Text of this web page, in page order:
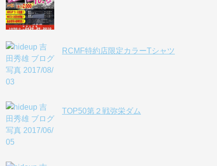
RCMF特約店限定カラーTシャツ
TOP50第２戦弥栄ダム